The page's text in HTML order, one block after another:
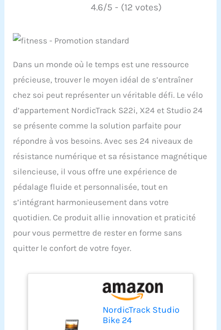
4.6/5 - (12 votes)
Dans un monde où le temps est une ressource
précieuse, trouver le moyen idéal de s’entraîner
chez soi peut représenter un véritable défi. Le vélo
d’appartement NordicTrack S22i, X24 et Studio 24
se présente comme la solution parfaite pour
répondre à vos besoins. Avec ses 24 niveaux de
résistance numérique et sa résistance magnétique
silencieuse, il vous offre une expérience de
pédalage fluide et personnalisée, tout en
s’intégrant harmonieusement dans votre
quotidien. Ce produit allie innovation et praticité
pour vous permettre de rester en forme sans
quitter le confort de votre foyer.
NordicTrack Studio
Bike 24